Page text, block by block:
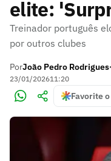
elite:
Treinador português
por outros clubes
PorJoão Pedro Rodrigues•
23/01/202611:20
Favorite